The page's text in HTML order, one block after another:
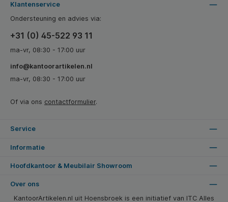
Klantenservice
Ondersteuning en advies via:
+31 (0) 45-522 93 11
ma-vr, 08:30 - 17:00 uur
info@kantoorartikelen.nl
ma-vr, 08:30 - 17:00 uur
Of via ons contactformulier.
Service
Informatie
Hoofdkantoor & Meubilair Showroom
Over ons
KantoorArtikelen.nl uit Hoensbroek is een initiatief van ITC Alles